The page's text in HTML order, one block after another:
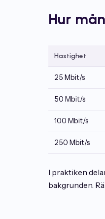
Hur
Hastighet
25 Mbit/s
50 Mbit/s
100 Mbit/s
250 Mbit/s
I praktiken
bakgrunden.